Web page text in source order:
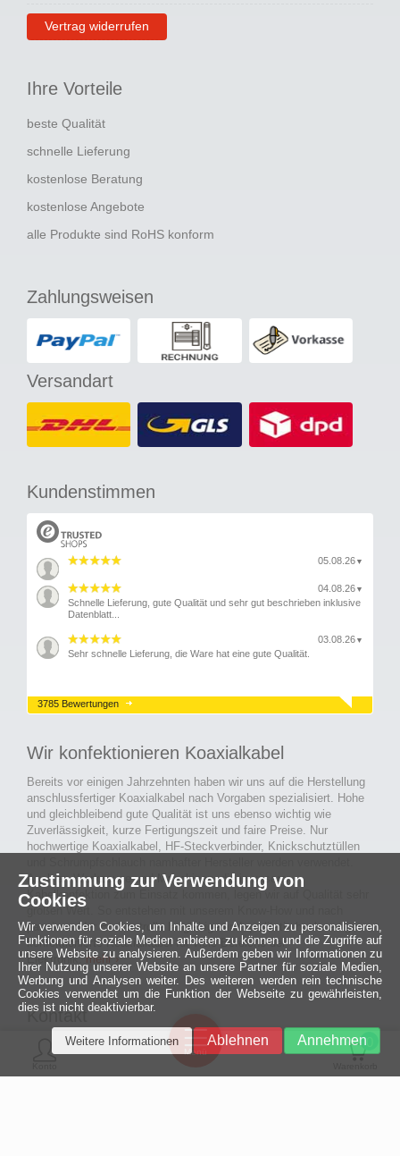
Vertrag widerrufen
Ihre Vorteile
beste Qualität
schnelle Lieferung
kostenlose Beratung
kostenlose Angebote
alle Produkte sind RoHS konform
Zahlungsweisen
Versandart
Kundenstimmen
05.08.26 ▼
04.08.26 ▼
Schnelle Lieferung, gute Qualität und sehr gut beschrieben inklusive
Datenblatt...
03.08.26 ▼
Sehr schnelle Lieferung, die Ware hat eine gute Qualität.
3785 Bewertungen
Wir konfektionieren Koaxialkabel
Bereits vor einigen Jahrzehnten haben wir uns auf die Herstellung
anschlussfertiger Koaxialkabel nach Vorgaben spezialisiert. Hohe
und gleichbleibend gute Qualität ist uns ebenso wichtig wie
Zuverlässigkeit, kurze Fertigungszeit und faire Preise. Nur
hochwertige Koaxialkabel, HF-Steckverbinder, Knickschutztüllen
Auch an Werkzeuge und Maschinen, die in unserer
Kabelkonfektion zum Einsatz kommen, legen wir auf Qualität sehr
großen Wert. So entstehen mit unserem Know-How und nach
passieren der Endkontrolle langlebige und qualitativ hochwertige
konfektionierte Koaxialkabel für viele Bereiche der
Elektronik.mehr ›
Kontakt
MCE Mauritz Electronics
0
Menü
Ein halbes
Jahrhundert
technologische
Zustimmung zur Verwendung von
Cookies
Wir verwenden Cookies, um Inhalte und Anzeigen zu personalisieren,
Funktionen für soziale Medien anbieten zu können und die Zugriffe auf
unsere Website zu analysieren. Außerdem geben wir Informationen zu
Ihrer Nutzung unserer Website an unsere Partner für soziale Medien,
Werbung und Analysen weiter. Des weiteren werden rein technische
Cookies verwendet um die Funktion der Webseite zu gewährleisten,
dies ist nicht deaktivierbar.
Annehmen
Ablehnen
Weitere Informationen